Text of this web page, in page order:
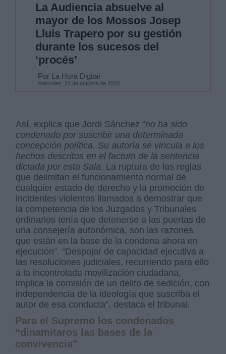
La Audiencia absuelve al
mayor de los Mossos Josep
Lluis Trapero por su gestión
durante los sucesos del
‘procés’
Por La Hora Digital
miércoles, 21 de octubre de 2020
Así, explica que Jordi Sánchez “no ha sido
condenado por suscribir una determinada
concepción política. Su autoría se vincula a los
hechos descritos en el factum de la sentencia
dictada por esta Sala. La ruptura de las reglas
que delimitan el funcionamiento normal de
cualquier estado de derecho y la promoción de
incidentes violentos llamados a demostrar que
la competencia de los Juzgados y Tribunales
ordinarios tenía que detenerse a las puertas de
una consejería autonómica, son las razones
que están en la base de la condena ahora en
ejecución”. “Despojar de capacidad ejecutiva a
las resoluciones judiciales, recurriendo para ello
a la incontrolada movilización ciudadana,
implica la comisión de un delito de sedición, con
independencia de la ideología que suscriba el
autor de esa conducta”, destaca el tribunal.
Para el Supremo los condenados
“dinamitaros las bases de la
convivencia”